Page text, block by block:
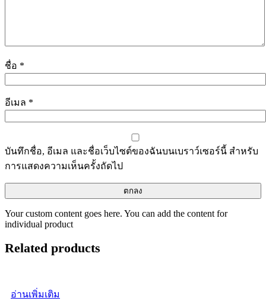
ชื่อ *
อีเมล *
บันทึกชื่อ, อีเมล และชื่อเว็บไซต์ของฉันบนเบราว์เซอร์นี้ สำหรับ
การแสดงความเห็นครั้งถัดไป
Your custom content goes here. You can add the content for
individual product
Related products
อ่านเพิ่มเติม